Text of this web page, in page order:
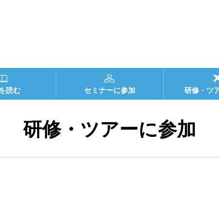
読む セミナーに参加 研修・ツ
研修・ツアーに参加